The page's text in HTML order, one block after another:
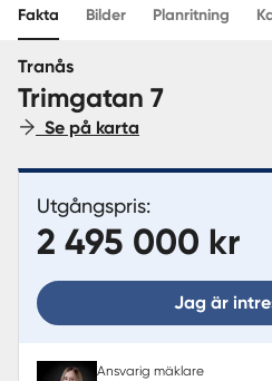
Sverige
Fakta Bilder Planritning
Tranås
Trimgatan 7
Se på karta
Utgångspris:
2 495 000 kr
Jag är
Ansvarig mäklare